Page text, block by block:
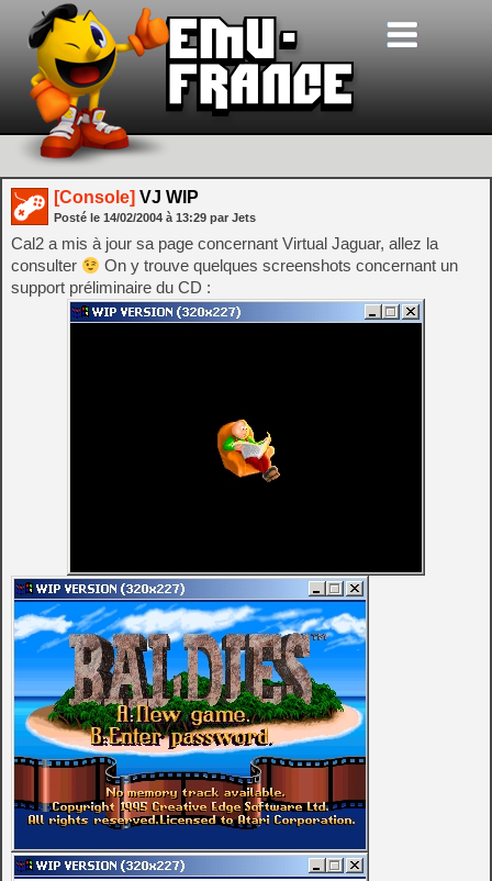
[Console] VJ WIP
Posté le 14/02/2004 à 13:29 par Jets
Cal2 a mis à jour sa page concernant Virtual Jaguar, allez la
consulter
On y trouve quelques screenshots concernant un
support préliminaire du CD :